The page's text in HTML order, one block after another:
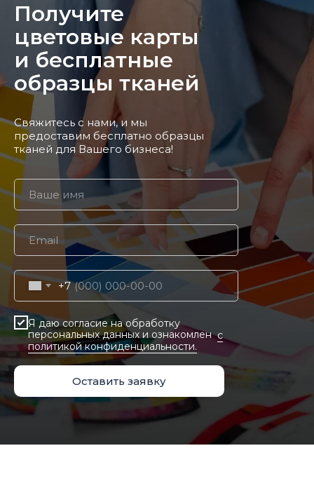
Свяжитесь с нами, и мы
предоставим бесплатно образцы
тканей для Вашего бизнеса!
+7
Я даю согласие на обработку
персональных данных и ознакомлен c
политикой конфиденциальности.
Оставить заявку
Получите
цветовые карты
и бесплатные
образцы тканей